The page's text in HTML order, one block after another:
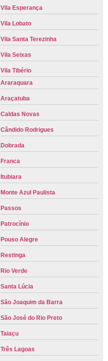
Vila Esperança
Vila Lobato
Vila Santa Terezinha
Vila Seixas
Vila Tibério
Araraquara
Araçatuba
Caldas Novas
Cândido Rodrigues
Dobrada
Franca
Itubiara
Monte Azul Paulista
Passos
Patrocínio
Pouso Alegre
Restinga
Rio Verde
Santa Lúcia
São Joaquim da Barra
São José do Rio Preto
Taiaçu
Três Lagoas